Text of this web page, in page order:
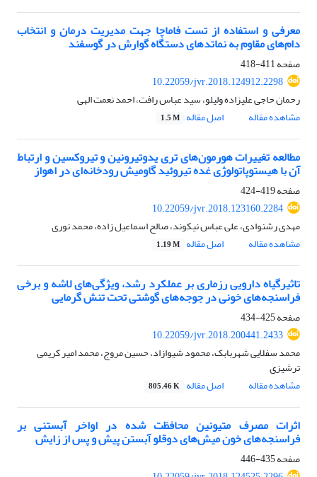
معرفی و استفاده از تست فاماچا جهت مدیریت درمان و انتخاب
دام‌های مقاوم به نماتدهای دستگاه گوارش در گوسفند
صفحه411-418
10.22059/jvr.2018.124912.2298
رحمان حاجی علیزاده ولیلو، سید عباس رافت، احمد نعمت الهی
مشاهده مقاله
اصل مقاله 1.5 M
مطالعه تغییرات هورمون‌های تری یدوتیرونین و تیروکسین و ارتباط
آن با هیستوپاتولوژی غده تیروئید گاومیش رودخانه‌ای در اهواز
صفحه419-424
10.22059/jvr.2018.123160.2284
مهدی رشنوادی، علی عباس نیکوند، صالح اسماعیل زاده، محمد نوری
مشاهده مقاله
اصل مقاله 1.19 M
تاثیرگیاه دارویی رزماری بر عملکرد رشد، ویژگی‌های لاشه و برخی
فراسنجه‌های خونی در جوجه‌های گوشتی تحت تنش گرمایی
صفحه425-434
10.22059/jvr.2018.200441.2433
محمد سفلایی شهربابک، محمود شیوازاد، حسین مروج، محمد امیر کریمی
ترشیزی
مشاهده مقاله
اصل مقاله 805.46 K
اثرات مصرف متیونین محافظت شده در اواخر آبستنی بر
فراسنجه‌های خون میش‌های دوقلو آبستن پیش و پس از زایش
صفحه435-446